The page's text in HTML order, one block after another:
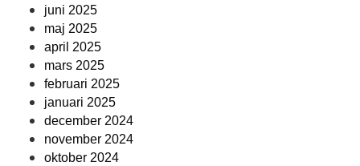
juni 2025
maj 2025
april 2025
mars 2025
februari 2025
januari 2025
december 2024
november 2024
oktober 2024